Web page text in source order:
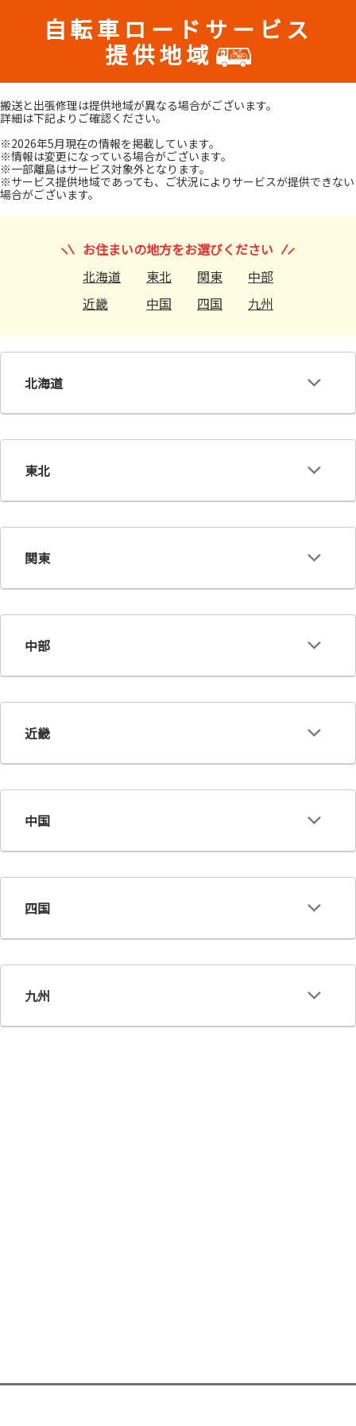
自転車ロードサービス
提供地域
搬送と出張修理は提供地域が異なる場合がございます。
詳細は下記よりご確認ください。
※2026年5月現在の情報を掲載しています。
※情報は変更になっている場合がございます。
※一部離島はサービス対象外となります。
※サービス提供地域であっても、ご状況によりサービスが提供できない
場合がございます。
お住まいの地方をお選びください
北海道
東北 関東
中部
近畿
中国 四国 九州
北海道
東北
関東
中部
近畿
中国
四国
九州